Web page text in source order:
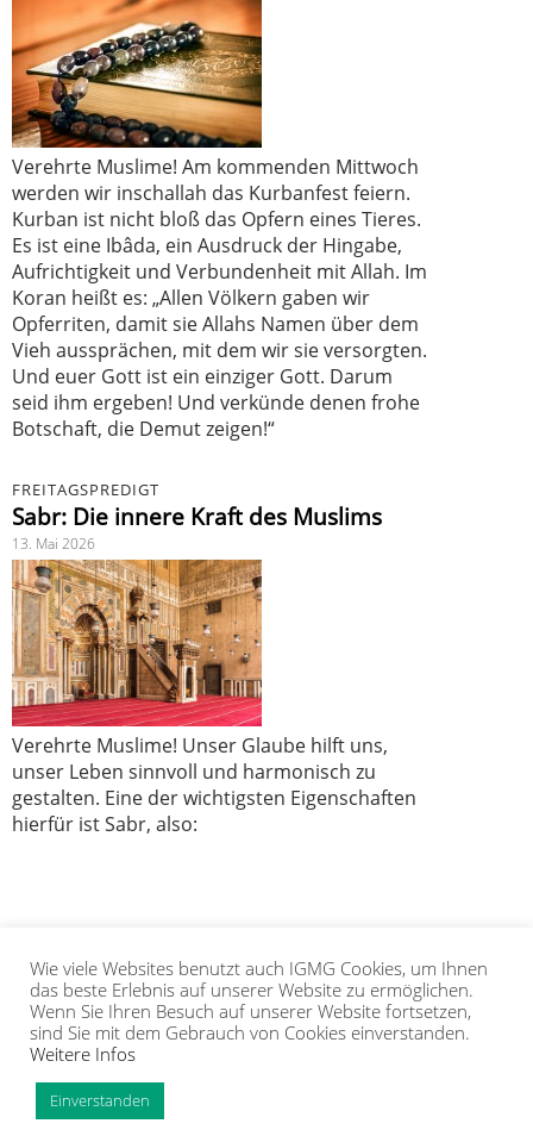
Verehrte Muslime! Am kommenden Mittwoch
werden wir inschallah das Kurbanfest feiern.
Kurban ist nicht bloß das Opfern eines Tieres.
Es ist eine Ibâda, ein Ausdruck der Hingabe,
Aufrichtigkeit und Verbundenheit mit Allah. Im
Koran heißt es: „Allen Völkern gaben wir
Opferriten, damit sie Allahs Namen über dem
Vieh aussprächen, mit dem wir sie versorgten.
Und euer Gott ist ein einziger Gott. Darum
seid ihm ergeben! Und verkünde denen frohe
Botschaft, die Demut zeigen!“
FREITAGSPREDIGT
Sabr: Die innere Kraft des Muslims
13. Mai 2026
Verehrte Muslime! Unser Glaube hilft uns,
unser Leben sinnvoll und harmonisch zu
gestalten. Eine der wichtigsten Eigenschaften
hierfür ist Sabr, also:
1 2
IGMG PRESSE
MITGLIEDSCHAFT
Copyright Islamische Gemeinschaft Millî Görüş e.V. |
Wie viele Websites benutzt auch IGMG Cookies, um Ihnen
das beste Erlebnis auf unserer Website zu ermöglichen.
Wenn Sie Ihren Besuch auf unserer Website fortsetzen,
sind Sie mit dem Gebrauch von Cookies einverstanden.
Weitere Infos
Einverstanden